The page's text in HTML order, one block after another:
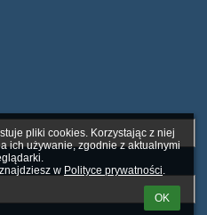
pliki cookies. Korzystając z niej
ich używanie, zgodnie z aktualnymi
w Polityce prywatności.
OK